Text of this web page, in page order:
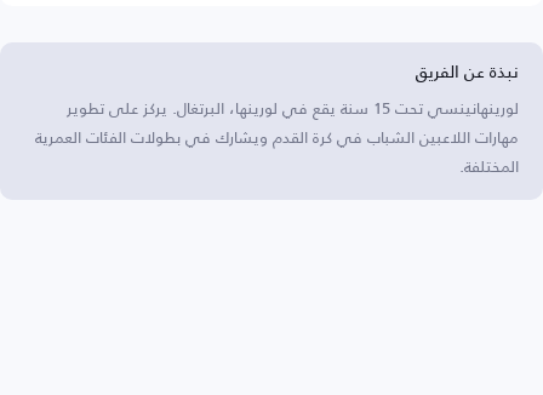
نبذة عن الفريق
لورينهانينسي تحت 15 سنة يقع في لورينها، البرتغال. يركز على تطوير
مهارات اللاعبين الشباب في كرة القدم ويشارك في بطولات الفئات العمرية
المختلفة.